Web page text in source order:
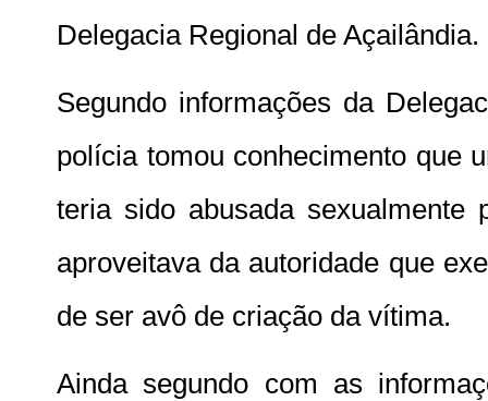
Delegacia Regional de Açailândia.
Segundo informações da
polícia tomou conhecimento que
teria sido abusada sexualmente
aproveitava da autoridade que
de ser avô de criação da vítima.
Ainda segundo com as